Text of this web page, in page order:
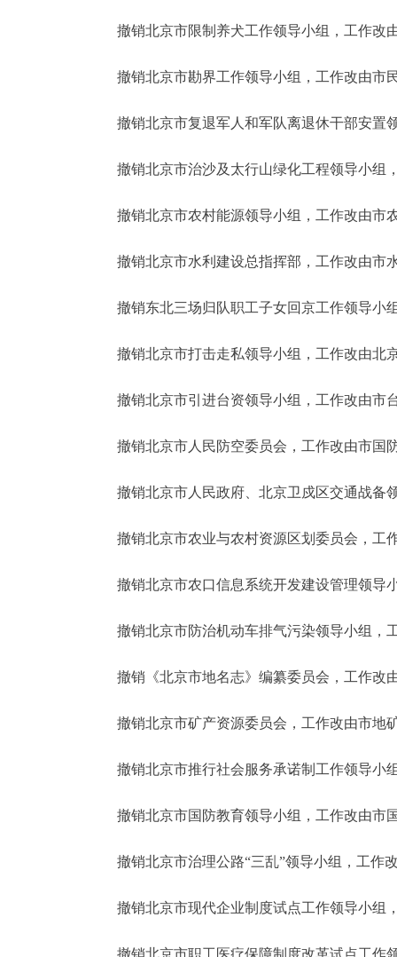
撤销北京市限制养犬工作领导小组，工作改
撤销北京市勘界工作领导小组，工作改由市
撤销北京市复退军人和军队离退休干部安置
撤销北京市治沙及太行山绿化工程领导小组
撤销北京市农村能源领导小组，工作改由市
撤销北京市水利建设总指挥部，工作改由市
撤销东北三场归队职工子女回京工作领导小
撤销北京市打击走私领导小组，工作改由北
撤销北京市引进台资领导小组，工作改由市
撤销北京市人民防空委员会，工作改由市国
撤销北京市人民政府、北京卫戍区交通战备
撤销北京市农业与农村资源区划委员会，工
撤销北京市农口信息系统开发建设管理领导
撤销北京市防治机动车排气污染领导小组，
撤销《北京市地名志》编纂委员会，工作改
撤销北京市矿产资源委员会，工作改由市地
撤销北京市推行社会服务承诺制工作领导小
撤销北京市国防教育领导小组，工作改由市
撤销北京市治理公路“三乱”领导小组，工作
撤销北京市现代企业制度试点工作领导小组
撤销北京市职工医疗保障制度改革试点工作